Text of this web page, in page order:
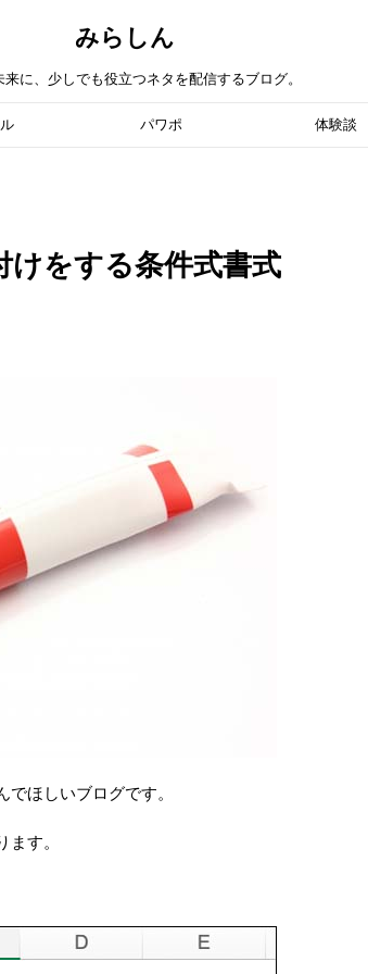
みらしん
来に、少しでも役立つネタを配信するブログ。
パワポ 体験談
けをする条件式書式
ほしいブログです。
す。